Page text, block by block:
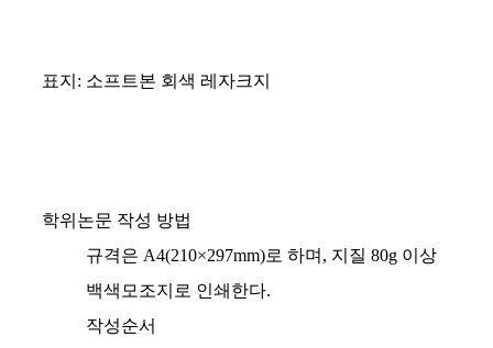
표지: 소프트본 회색 레자크지
학위논문 작성 방법
규격은 A4(210×297mm)로 하며, 지질 80g 이상
백색모조지로 인쇄한다.
작성순서